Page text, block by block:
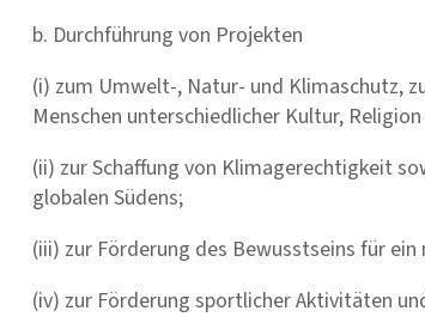
b. Durchführung von Projekten
(i) zum Umwelt-, Natur- und Klimaschutz,
Menschen unterschiedlicher Kultur,
(ii) zur Schaffung von Klimagerechtigkeit
globalen Südens;
(iii) zur Förderung des Bewusstseins für
(iv) zur Förderung sportlicher Aktivitäten